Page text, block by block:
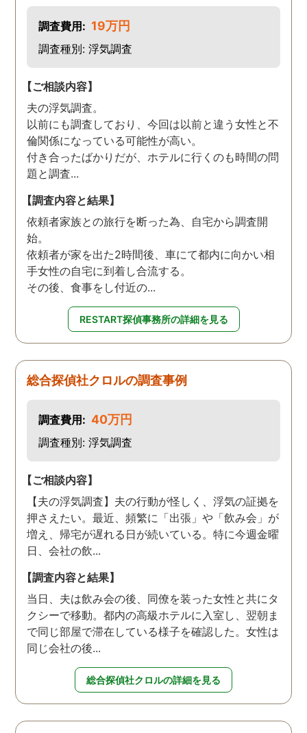
調査費用: 19万円
調査種別: 浮気調査
【ご相談内容】
夫の浮気調査。
以前にも調査しており、今回は以前と違う女性と不
倫関係になっている可能性が高い。
付き合ったばかりだが、ホテルに行くのも時間の問
題と調査...
【調査内容と結果】
依頼者家族との旅行を断った為、自宅から調査開
始。
依頼者が家を出た2時間後、車にて都内に向かい相
手女性の自宅に到着し合流する。
その後、食事をし付近の...
RESTART探偵事務所の詳細を見る
総合探偵社クロルの調査事例
調査費用: 40万円
調査種別: 浮気調査
【ご相談内容】
【夫の浮気調査】夫の行動が怪しく、浮気の証拠を
押さえたい。最近、頻繁に「出張」や「飲み会」が
増え、帰宅が遅れる日が続いている。特に今週金曜
日、会社の飲...
【調査内容と結果】
当日、夫は飲み会の後、同僚を装った女性と共にタ
クシーで移動。都内の高級ホテルに入室し、翌朝ま
で同じ部屋で滞在している様子を確認した。女性は
同じ会社の後...
総合探偵社クロルの詳細を見る